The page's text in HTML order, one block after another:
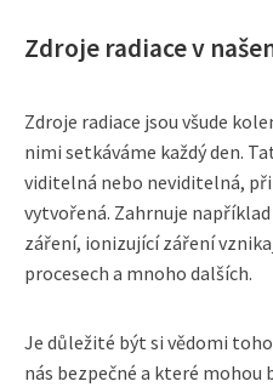
Zdroje radiace v
Zdroje radiace jsou všude
nimi setkáváme každý den.
viditelná nebo neviditelná,
vytvořená. Zahrnuje
záření, ionizující záření
procesech a mnoho dalších.
Je důležité být si vědomi
nás bezpečné a které mohou